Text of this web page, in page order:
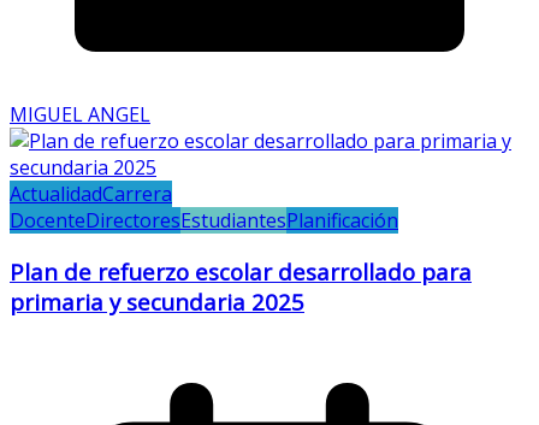
MIGUEL ANGEL
ActualidadCarrera
DocenteDirectoresEstudiantesPlanificación
Plan de refuerzo escolar desarrollado para
primaria y secundaria 2025